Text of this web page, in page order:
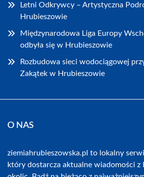
Letni Odkrywcy – Artystyczna
Hrubieszowie
Międzynarodowa Liga Europy
odbyła się w Hrubieszowie
Rozbudowa sieci wodociągowej
Zakątek w Hrubieszowie
O NAS
ziemiahrubieszowska.pl to lokalny
który dostarcza aktualne wiadomości z